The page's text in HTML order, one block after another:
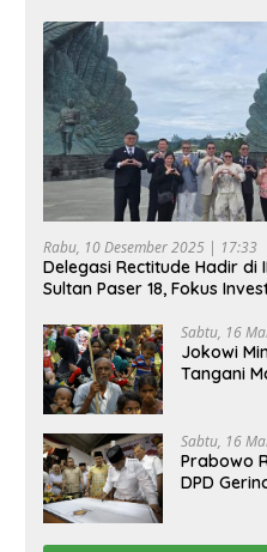
Rabu, 10 Desember 2025 | 17:33
Delegasi Rectitude Hadir di
Sultan Paser 18, Fokus
Sabtu, 16
Jokowi
Tangani
Sabtu, 16
Prabowo
DPD